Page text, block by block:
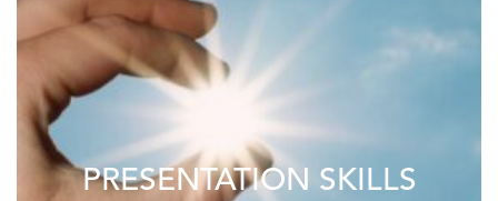
PRESENTATION SKILLS